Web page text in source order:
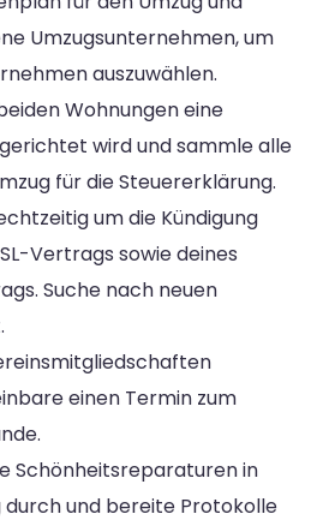
Umzugsunternehmen, um
auszuwählen.
Wohnungen eine
wird und sammle alle
für die Steuererklärung.
um die Kündigung
Vertrags sowie deines
Suche nach neuen
einen Termin zum
Schönheitsreparaturen in
und bereite Protokolle